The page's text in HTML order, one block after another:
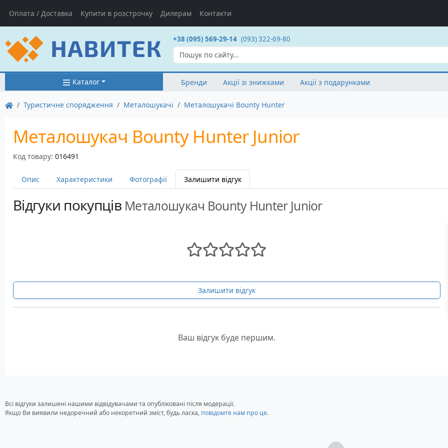
Оплата / Доставка Купити в розстрочку Дилерам Контакти
+38 (095) 569-29-14 (093) 322-69-80
Каталог Бренди Акції зі знижками Акції з подарунками
Туристичне спорядження Металошукачі Металошукачі Bounty Hunter
Металошукач Bounty Hunter Junior
Код товару: 016491
Опис Характеристики Фотографії Залишити відгук
Відгуки покупців Металошукач Bounty Hunter Junior
Залишити відгук
Ваш відгук буде першим.
Всі відгуки залишені нашими відвідувачами та опубліковані після модерації.
Якщо Ви виявили недоречний або некоретний зміст, будь ласка, повідомте нам про це.